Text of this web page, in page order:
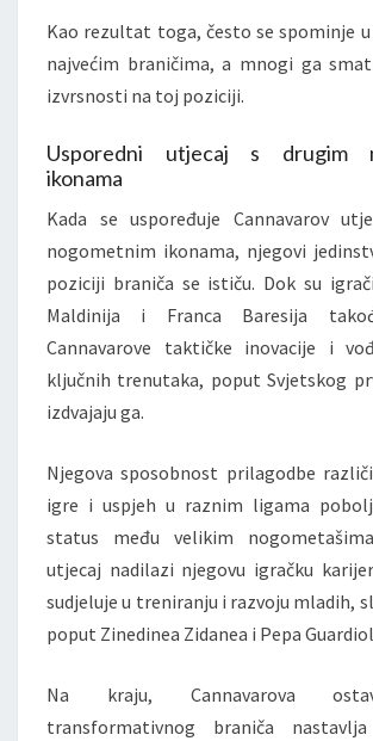
Kao rezultat toga, često se spominje u
najvećim braničima, a mnogi ga
izvrsnosti na toj poziciji.
Usporedni utjecaj s drugim
ikonama
Kada se uspoređuje Cannavarov
nogometnim ikonama, njegovi
poziciji braniča se ističu. Dok su
Maldinija i Franca Baresija
Cannavarove taktičke inovacije i
ključnih trenutaka, poput Svjetskog
izdvajaju ga.
Njegova sposobnost prilagodbe
igre i uspjeh u raznim ligama
status među velikim
utjecaj nadilazi njegovu igračku
sudjeluje u treniranju i razvoju mladih,
poput Zinedinea Zidanea i Pepa
Na kraju, Cannavarova
transformativnog braniča